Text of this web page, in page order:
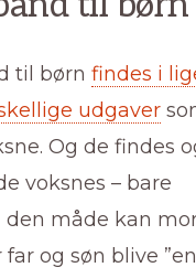
til børn findes i
udgaver
Og de findes
voksnes – bare
den måde kan
og søn blive